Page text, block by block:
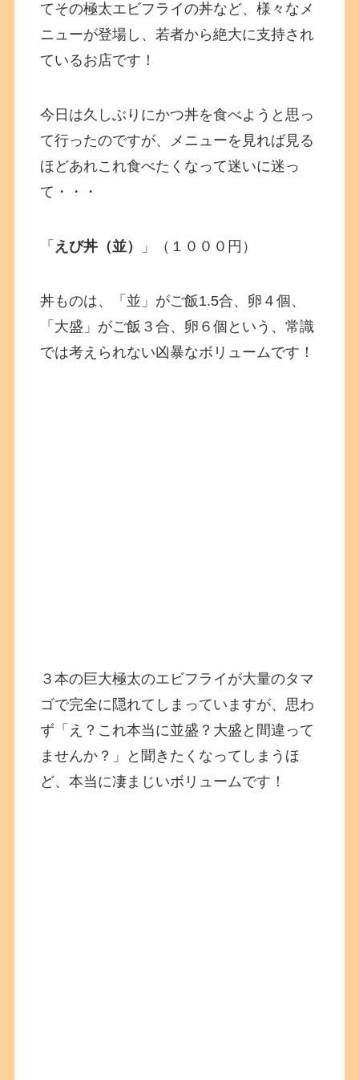
てその極太エビフライの丼など、様々なメ
ニューが登場し、若者から絶大に支持され
ているお店です！
今日は久しぶりにかつ丼を食べようと思っ
て行ったのですが、メニューを見れば見る
ほどあれこれ食べたくなって迷いに迷っ
て・・・
「 えび丼（並） 」（１０００円）
丼ものは、「並」がご飯1.5合、卵４個、
「大盛」がご飯３合、卵６個という、常識
では考えられない凶暴なボリュームです！
３本の巨大極太のエビフライが大量のタマ
ゴで完全に隠れてしまっていますが、思わ
ず「え？これ本当に並盛？大盛と間違って
ませんか？」と聞きたくなってしまうほ
ど、本当に凄まじいボリュームです！